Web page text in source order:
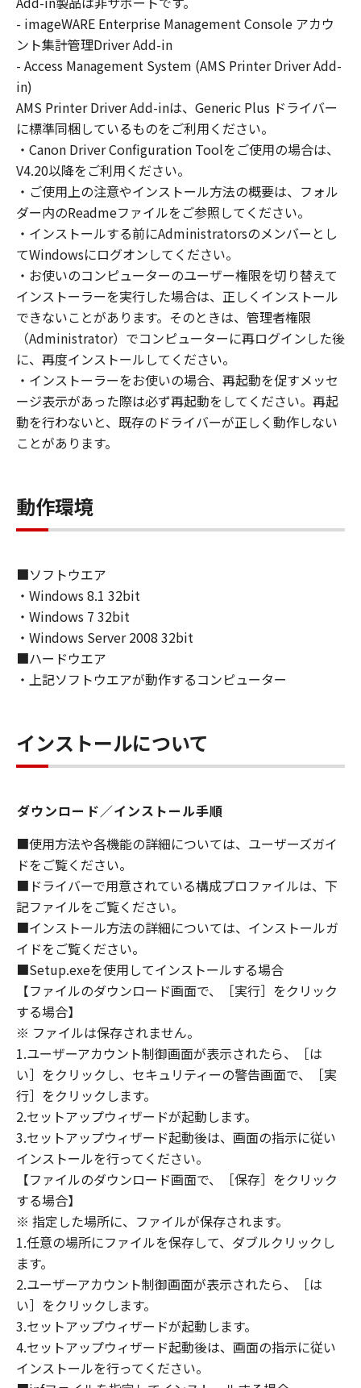
ェア」を使用させることができますが、かかる
コンピューターの使用者に本契約書上の義務お
よび条件を遵守させるとともに、その履行に関
し全責任を負うことを条件とします。
(2) お客様は、上記(1)に基づいて「本ソフトウ
ェア」を使用するためのバックアップとして、
「本ソフトウェア」を１部、複製することがで
きます。
(3) 上記(1)および(2)に定める場合を除き、キヤ
ノンまたはキヤノンのライセンサーのいかなる
知的財産権も、明示たると黙示たるとを問わ
ず、本契約書によってお客様に譲渡あるいは許
諾されるものではありません。
２．制限
(1) お客様は、再使用許諾、譲渡、販売、頒
布、リースもしくは貸与その他の方法により、
第三者に「本ソフトウェア」を使用させること
はできません。
(2) お客様は、「本ソフトウェア」の全部また
は一部を修正、改変、逆コンパイル、逆アセン
ブル、その他リバースエンジニアリング等する
ことはできません。また第三者にこのような行
３．著作権表示
お客様は、「本ソフトウェア」に含まれるキヤ
せん。
４．所有権
「本ソフトウェア」に係る権原および所有権
は、その内容によりキヤノンまたはキヤノンの
ライセンサーに帰属します。
お客様は、日本国政府または関連する外国政府
より必要な許可等を得ることなしに、「本ソフ
６．サポートおよびアップデート
キヤノン、キヤノンの子会社、関係会社、それ
らの販売代理店および販売店、並びにキヤノン
のライセンサーは、お客様による「本ソフトウ
ェア」の使用を支援すること、および「本ソフ
トウェア」に対してアップデート、バグの修正
あるいはサポートを行うことについて、いかな
る責任も負うものではありません。
７．保証の否認・免責
(1) 「本ソフトウェア」は、『現状のまま』の
状態で使用許諾されます。キヤノン、キヤノン
のライセンサー、キヤノンの子会社、キヤノン
の関連会社、それらの販売代理店または販売店
のいずれも、「本ソフトウェア」に関して、商
品性および特定の目的への適合性の保証を含
め、いかなる保証も、明示たると黙示たるとを
問わず一切しないものとします。
(2) キヤノン、キヤノンのライセンサー、キヤノ
ンの子会社、キヤノンの関連会社、それらの販
売代理店または販売店のいずれも、「本ソフト
ウェア」の使用または使用不能から生ずるいか
は付随的な損害を含むがこれらに限定されない
全ての損害を言います。）について、適用法で
認められる限り、一切の責任を負わないものと
します。たとえ、キヤノン、キヤノンのライセ
ンサー、キヤノンの子会社、キヤノンの関連会
社、それらの販売代理店または販売店がかかる
- imageWARE Enterprise Management Console アカウ
ント集計管理Driver Add-in
- Access Management System (AMS Printer Driver Add-
in)
AMS Printer Driver Add-inは、Generic Plus ドライバー
に標準同梱しているものをご利用ください。
・Canon Driver Configuration Toolをご使用の場合は、
V4.20以降をご利用ください。
・ご使用上の注意やインストール方法の概要は、フォル
ダー内のReadmeファイルをご参照してください。
・インストールする前にAdministratorsのメンバーとし
てWindowsにログオンしてください。
・お使いのコンピューターのユーザー権限を切り替えて
インストーラーを実行した場合は、正しくインストール
できないことがあります。そのときは、管理者権限
（Administrator）でコンピューターに再ログインした後
に、再度インストールしてください。
・インストーラーをお使いの場合、再起動を促すメッセ
ージ表示があった際は必ず再起動をしてください。再起
動を行わないと、既存のドライバーが正しく動作しない
ことがあります。
動作環境
■ソフトウエア
・Windows 8.1 32bit
・Windows 7 32bit
・Windows Server 2008 32bit
■ハードウエア
・上記ソフトウエアが動作するコンピューター
インストールについて
ダウンロード／インストール手順
■使用方法や各機能の詳細については、ユーザーズガイ
ドをご覧ください。
■ドライバーで用意されている構成プロファイルは、下
記ファイルをご覧ください。
■インストール方法の詳細については、インストールガ
イドをご覧ください。
■Setup.exeを使用してインストールする場合
【ファイルのダウンロード画面で、［実行］をクリック
する場合】
※ ファイルは保存されません。
1.ユーザーアカウント制御画面が表示されたら、［は
い］をクリックし、セキュリティーの警告画面で、［実
行］をクリックします。
2.セットアップウィザードが起動します。
3.セットアップウィザード起動後は、画面の指示に従い
インストールを行ってください。
【ファイルのダウンロード画面で、［保存］をクリック
する場合】
※ 指定した場所に、ファイルが保存されます。
1.任意の場所にファイルを保存して、ダブルクリックし
ます。
2.ユーザーアカウント制御画面が表示されたら、［は
い］をクリックします。
3.セットアップウィザードが起動します。
4.セットアップウィザード起動後は、画面の指示に従い
インストールを行ってください。